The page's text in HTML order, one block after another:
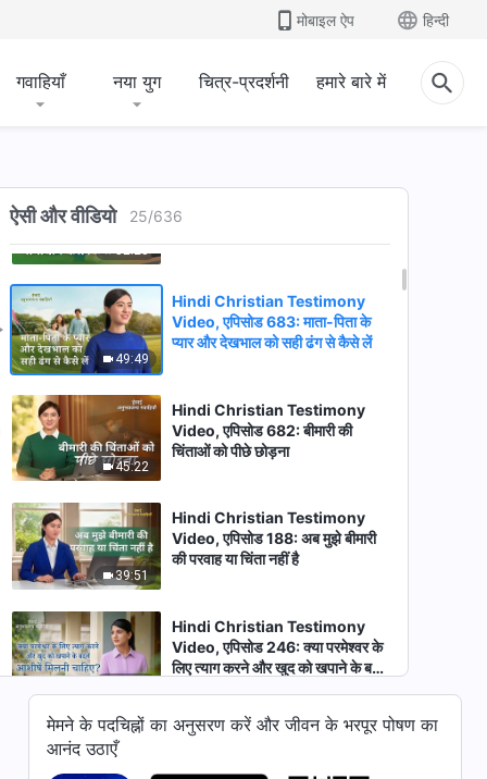
मोबाइल ऐप हिन्दी
गवाहियाँ नया युग चित्र-प्रदर्शनी हमारे बारे में
ऐसी और वीडियो 25/636
अपना कर्तव्य अच्छे से न निभाने को लेकर
Hindi Christian Testimony
52:25
Hindi Christian Testimony
Video, एपिसोड 243: मैंने अपनी ईर्ष्या
49:49
Hindi Christian Testimony
Video, एपिसोड 683: माता-पिता के
प्यार और देखभाल को सही ढंग से कैसे लें
45:22
Hindi Christian Testimony
Video, एपिसोड 682: बीमारी की
चिंताओं को पीछे छोड़ना
39:51
Hindi Christian Testimony
Video, एपिसोड 188: अब मुझे बीमारी
की परवाह या चिंता नहीं है
Hindi Christian Testimony
Video, एपिसोड 246: क्या परमेश्वर के
लिए त्याग करने और खुद को खपाने के बदले
Hindi Christian Testimony
परिवेश में एक विकल्प
मेमने के पदचिह्नों का अनुसरण करें और जीवन के भरपूर पोषण का
आनंद उठाएँ